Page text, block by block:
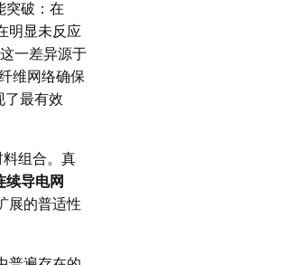
突破：在
明显未反应
一差异源于
维网络确保
了最有效
组合。真
续导电网
展的普适性